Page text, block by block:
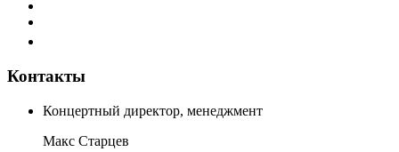
Контакты
Концертный директор, менеджмент
Макс Старцев